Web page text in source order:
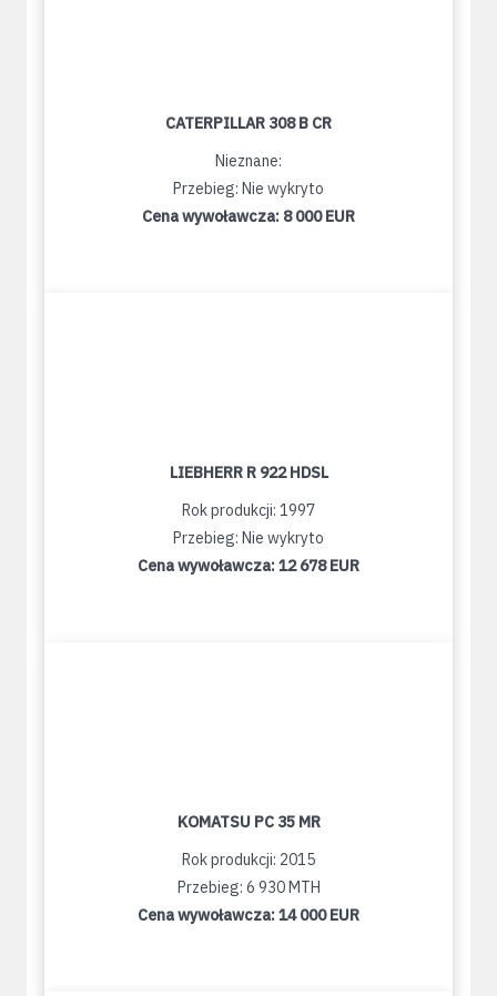
CATERPILLAR 308 B CR
Nieznane:
Przebieg: Nie wykryto
Cena wywoławcza: 8 000 EUR
LIEBHERR R 922 HDSL
Rok produkcji: 1997
Przebieg: Nie wykryto
Cena wywoławcza:12 678 EUR
KOMATSU PC 35 MR
Rok produkcji: 2015
Przebieg: 6 930 MTH
Cena wywoławcza:14 000 EUR